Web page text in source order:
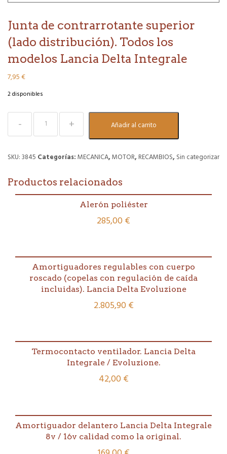
Junta de contrarrotante superior
(lado distribución). Todos los
modelos Lancia Delta Integrale
7,95€
2 disponibles
Junta
contrarrotante
(lado
distribución).
los
modelos
Añadir al carrito
SKU:3845 Categorías:MECANICA,MOTOR, RECAMBIOS, Sin categorizar
Productos relacionados
Alerón poliéster
285,00€
Amortiguadores regulables con cuerpo
roscado (copelas con regulación de caída
incluidas). Lancia Delta Evoluzione
2.805,90€
Termocontacto ventilador. Lancia Delta
Integrale / Evoluzione.
42,00€
Amortiguador delantero Lancia Delta Integrale
8v / 16v calidad como la original.